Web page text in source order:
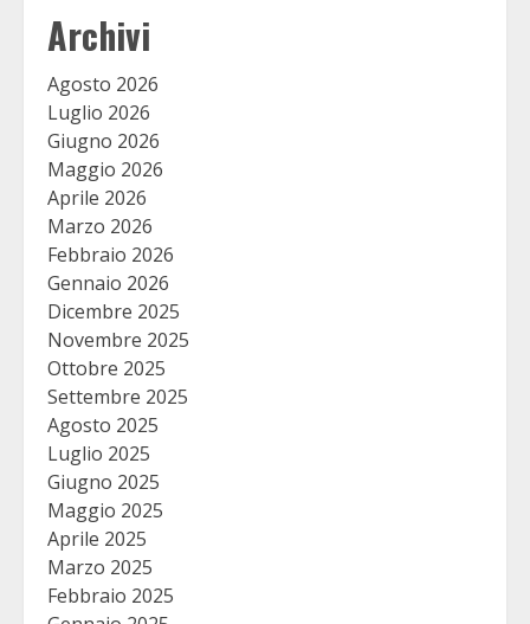
Archivi
Agosto 2026
Luglio 2026
Giugno 2026
Maggio 2026
Aprile 2026
Marzo 2026
Febbraio 2026
Gennaio 2026
Dicembre 2025
Novembre 2025
Ottobre 2025
Settembre 2025
Agosto 2025
Luglio 2025
Giugno 2025
Maggio 2025
Aprile 2025
Marzo 2025
Febbraio 2025